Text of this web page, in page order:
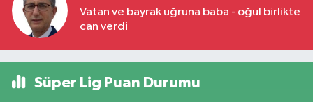
Vatan ve bayrak uğruna baba - oğul birlikte
can verdi
Süper Lig Puan Durumu